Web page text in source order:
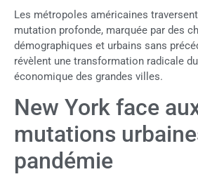
Les métropoles américaines
mutation profonde, marquée par des
démographiques et urbains sans
révèlent une transformation radicale
économique des grandes villes.
New York face
mutations
pandémie